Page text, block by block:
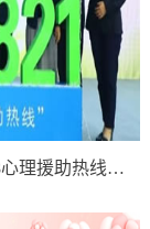
工欲善其事，必先利其器——从北京市8858心理援助热线启用谈起